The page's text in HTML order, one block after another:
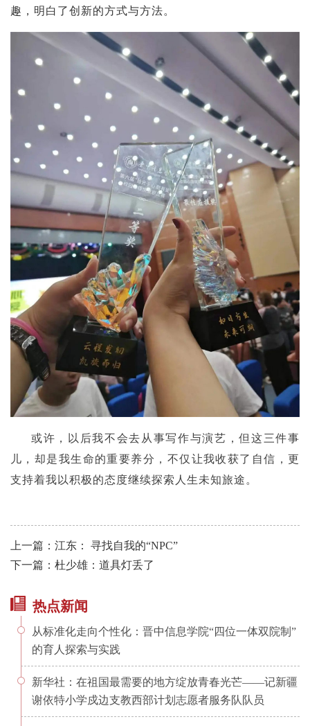
趣，明白了创新的方式与方法。
或许，以后我不会去从事写作与演艺，但这三件事
儿，却是我生命的重要养分，不仅让我收获了自信，更
支持着我以积极的态度继续探索人生未知旅途。
上一篇：江东： 寻找自我的“NPC”
下一篇：杜少雄：道具灯丢了
热点新闻
从标准化走向个性化：晋中信息学院“四位一体双院制”
的育人探索与实践
新华社：在祖国最需要的地方绽放青春光芒——记新疆
谢依特小学戍边支教西部计划志愿者服务队队员